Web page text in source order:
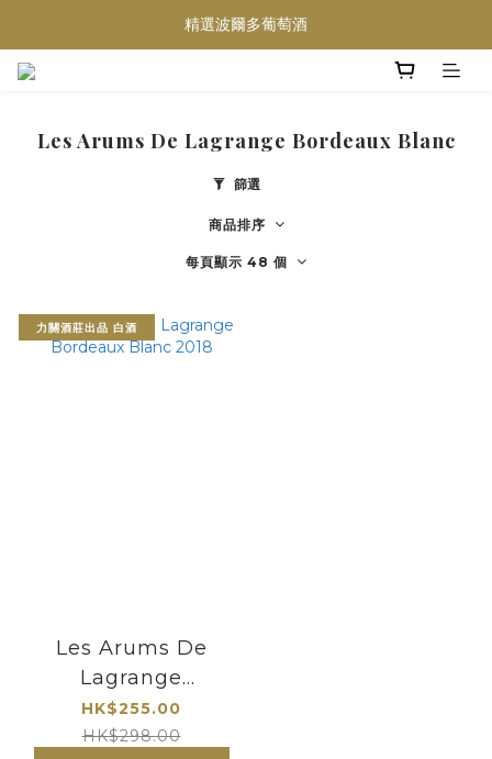
買滿任何酒類 六支 或買滿 $1200 (不限支數) 皆可享免費送貨
精選波爾多葡萄酒
Les Arums De Lagrange Bordeaux Blanc
篩選
商品排序
每頁顯示 48 個
力關酒莊出品 白酒
Les Arums De
Lagrange
Bordeaux Blanc
2018
HK$255.00
HK$298.00